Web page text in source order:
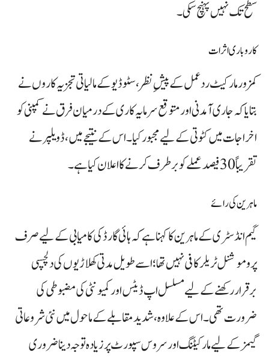
سطح تک نہیں پہنچ سکی۔
کاروباری اثرات
کمزور مارکیٹ ردعمل کے پیشِ نظر، سٹوڈیو کے مالیاتی تجزیہ کاروں نے
بتایا کہ جاری آمدنی اور متوقع سرمایہ کاری کے درمیان فرق نے کمپنی کو
اخراجات میں کٹوتی کے لیے مجبور کیا۔ اس کے نتیجے میں، ڈویلپر نے
تقریباً 30 فیصد عملے کو برطرف کرنے کا اعلان کیا ہے۔
ماہرین کی رائے
گیم انڈسٹری کے ماہرین کا کہنا ہے کہ ہائی گارڈ کی کامیابی کے لیے صرف
پروموشنل ٹریلر کافی نہیں تھا؛ اسے طویل مدتی کھلاڑیوں کی دلچسپی
برقرار رکھنے کے لیے مسلسل اپ ڈیٹس اور کمیونٹی کی مضبوطی کی
ضرورت تھی۔ اس کے علاوہ، شدید مقابلے کے ماحول میں نئی شروعاتی
گیمز کے لیے مارکیٹنگ اور سروس سپورٹ پر زیادہ توجہ دینا ضروری